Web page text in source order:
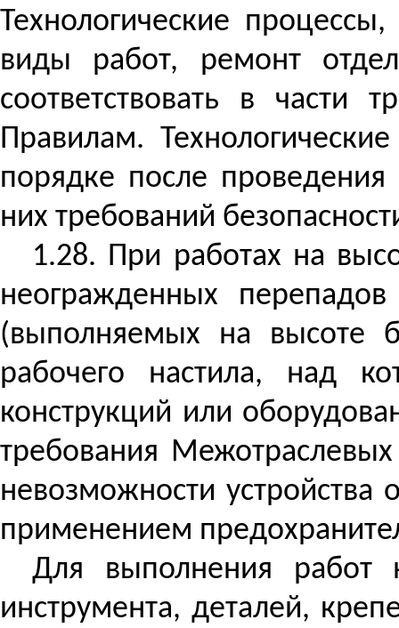
Технологические
виды работ, ремонт
соответствовать в части
Правилам.
порядке после
них требований
1.28. При работах на
неогражденных
(выполняемых на высоте
рабочего настила, над
конструкций или
требования
невозможности
применением
Для выполнения
инструмента, деталей,